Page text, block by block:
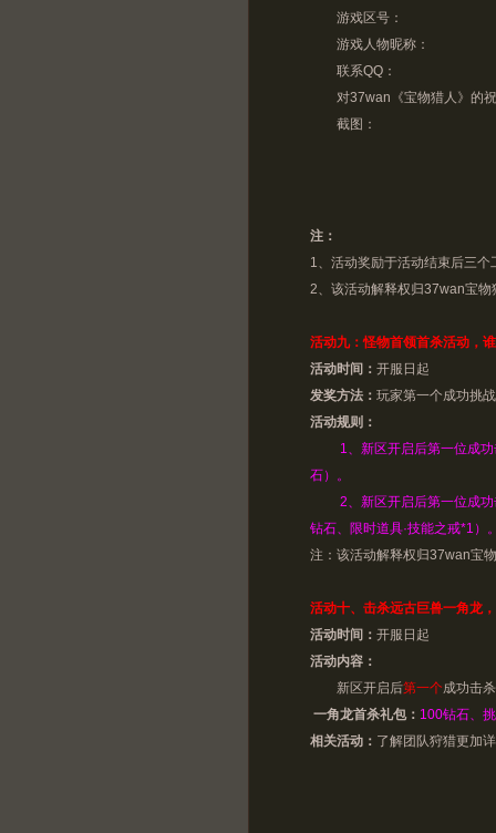
游戏区号：
游戏人物昵称：
联系QQ：
对37wan《宝物猎人》的
截图：
注：
1、活动奖励于活动结束后三
2、该活动解释权归37wan宝物
活动九：怪物首领首杀活动，
活动时间： 开服日起
发奖方法： 玩家第一个成功挑战
活动规则：
1、新区开启后第一位成
石）。
2、新区开启后第一位成
钻石、限时道具·技能之戒*1）
注：该活动解释权归37wan宝
活动十、击杀远古巨兽一角龙
活动时间： 开服日起
活动内容：
新区开启后第一个成功击杀
一角龙首杀礼包： 100钻石、
相关活动： 了解团队狩猎更加